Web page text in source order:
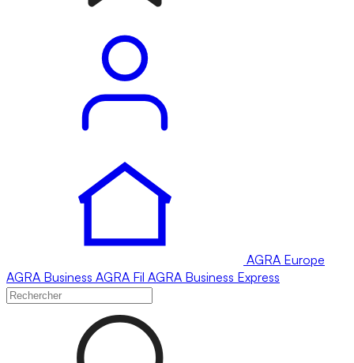
AGRA Europe
AGRA Business AGRA Fil AGRA Business Express